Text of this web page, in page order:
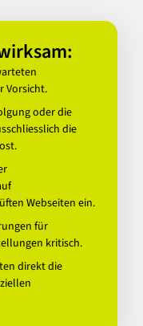
Vorsicht.
oder die
die
Webseiten ein.
für
kritisch.
direkt die